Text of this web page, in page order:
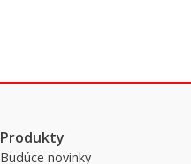
Produkty
Budúce novinky